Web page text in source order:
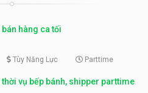
hàng ca tối
Tùy Năng Lực Parttime
thời vụ bếp bánh, shipper parttime